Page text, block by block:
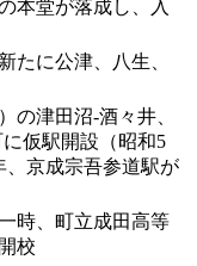
本堂が落成し、入
たに公津、八生、
の津田沼-酒々井、
仮駅開設（昭和5
、京成宗吾参道駅が
時、町立成田高等
校